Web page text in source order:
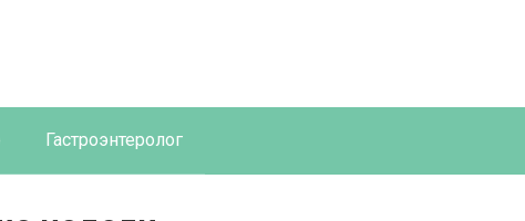
Гастроэнтеролог